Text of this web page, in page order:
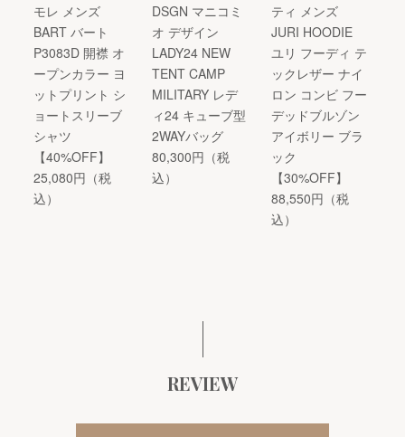
モレ メンズ
BART バート
P3083D 開襟 オ
ープンカラー ヨ
ットプリント シ
ョートスリーブ
シャツ
【40%OFF】
25,080円（税
込）
DSGN マニコミ
オ デザイン
LADY24 NEW
TENT CAMP
MILITARY レデ
ィ24 キューブ型
2WAYバッグ
80,300円（税
込）
ティ メンズ
JURI HOODIE
ユリ フーディ テ
ックレザー ナイ
ロン コンビ フー
デッドブルゾン
アイボリー ブラ
ック
【30%OFF】
88,550円（税
込）
REVIEW